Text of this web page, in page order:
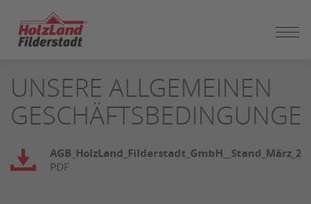
SEITENINHALT
SPRINGEN
UNSERE ALLGEMEINEN
PDF